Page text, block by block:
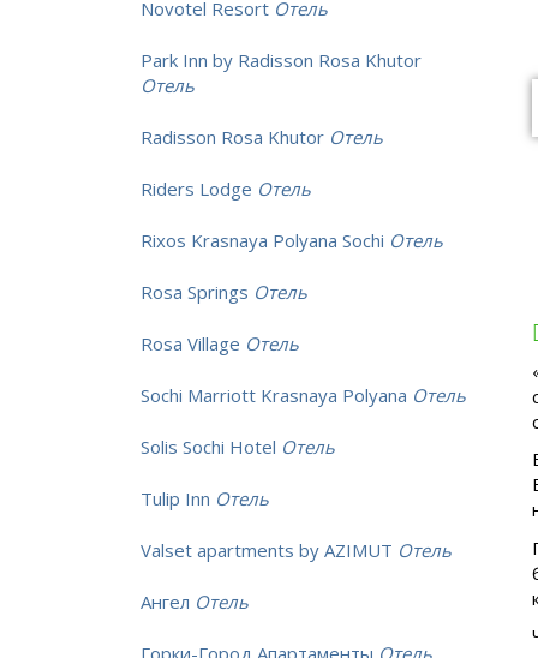
Novotel Resort Отель
Park Inn by Radisson Rosa Khutor
Отель
Radisson Rosa Khutor Отель
Riders Lodge Отель
Rixos Krasnaya Polyana Sochi Отель
Rosa Springs Отель
Rosa Village Отель
Sochi Marriott Krasnaya Polyana Отель
Solis Sochi Hotel Отель
Tulip Inn Отель
Valset apartments by AZIMUT Отель
Ангел Отель
Горки-Город Апартаменты Отель